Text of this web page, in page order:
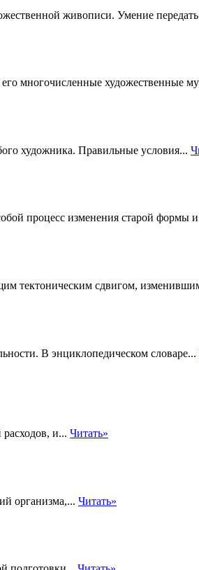
живописи. Умение
многочисленные художественные
художника. Правильные условия...
процесс изменения старой формы
тектоническим сдвигом,
В энциклопедическом словаре...
расходов, и... Читать»
организма,... Читать»